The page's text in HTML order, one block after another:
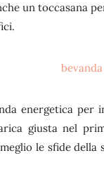
un toccasana
energetica per
giusta nel
le sfide della